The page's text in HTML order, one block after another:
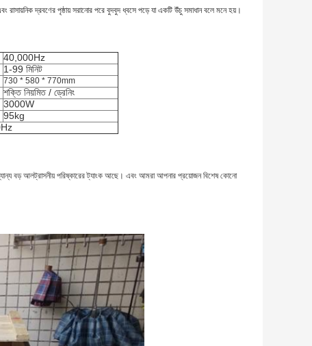
রাসায়নিক দ্রবণের পৃষ্ঠায় সরানোর পরে বুদবুদ ধ্বসে পড়ে যা একটি উঁচু সমাধান বলে মনে হয়।
40,000Hz
1-99 মিনিট
730 * 580 * 770mm
শক্তি নিয়মিত / ড্রেনিং
3000W
95kg
বড় আলট্রাসনীয় পরিষ্কারের ট্যাংক আছে। এবং আমরা আপনার প্রয়োজন বিশেষ কোনো